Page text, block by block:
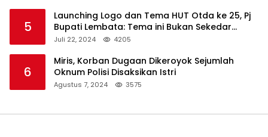
5
Launching Logo dan Tema HUT Otda ke 25, Pj
Bupati Lembata: Tema ini Bukan Sekedar
Refleksi Semalam
Juli 22, 2024 4205
6
Miris, Korban Dugaan Dikeroyok Sejumlah
Oknum Polisi Disaksikan Istri
Agustus 7, 2024 3575